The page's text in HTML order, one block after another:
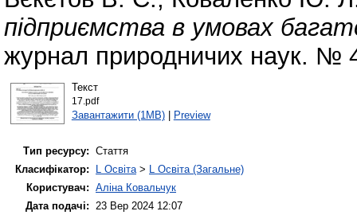
підприємства в умовах
журнал природничих наук. №
Текст
17.pdf
Завантажити (1MB)| Preview
Тип ресурсу: Стаття
Класифікатор:
L Освіта> L Освіта (Загальне)
Користувач: Аліна Ковальчук
Дата подачі: 23 Вер 2024 12:07